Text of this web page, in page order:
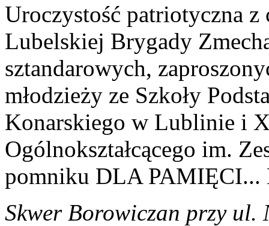
Uroczystość patriotyczna z
Lubelskiej Brygady
sztandarowych,
młodzieży ze Szkoły
Konarskiego w Lublinie i
Ogólnokształcącego im.
pomniku DLA PAMIĘCI...
Skwer Borowiczan przy ul.